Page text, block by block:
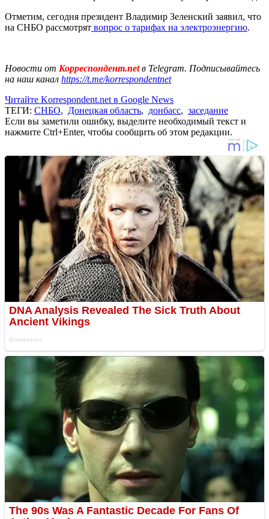
Отметим, сегодня президент Владимир Зеленский заявил, что
на СНБО рассмотрят вопрос о тарифах на электроэнергию.
Новости от Корреспондент.netв Telegram. Подписывайтесь
на наш канал https://t.me/korrespondentnet
Читайте Korrespondent.net в Google News
ТЕГИ: СНБО, Донецкая область, донбасс, заседание
Если вы заметили ошибку, выделите необходимый текст и
нажмите Ctrl+Enter, чтобы сообщить об этом редакции.